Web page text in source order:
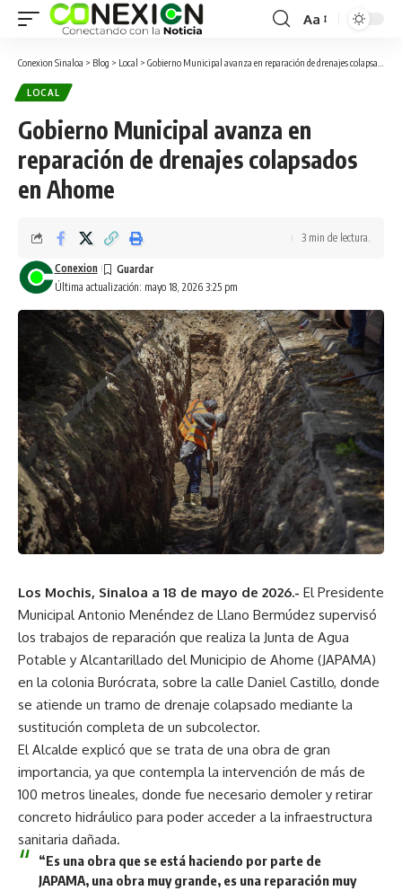
Aa
Conexion Sinaloa > Blog > Local > Gobierno Municipal avanza en reparación de drenajes colapsados en Ahome
LOCAL
Gobierno Municipal avanza en
reparación de drenajes colapsados
en Ahome
Última actualización: mayo 18, 2026 3:25 pm
Conexion
3 min de lectura.
Los Mochis, Sinaloa a 18 de mayo de 2026.- El Presidente
Municipal Antonio Menéndez de Llano Bermúdez supervisó
los trabajos de reparación que realiza la Junta de Agua
Potable y Alcantarillado del Municipio de Ahome (JAPAMA)
en la colonia Burócrata, sobre la calle Daniel Castillo, donde
se atiende un tramo de drenaje colapsado mediante la
sustitución completa de un subcolector.
El Alcalde explicó que se trata de una obra de gran
importancia, ya que contempla la intervención de más de
100 metros lineales, donde fue necesario demoler y retirar
concreto hidráulico para poder acceder a la infraestructura
sanitaria dañada.
“Es una obra que se está haciendo por parte de
JAPAMA, una obra muy grande, es una reparación muy